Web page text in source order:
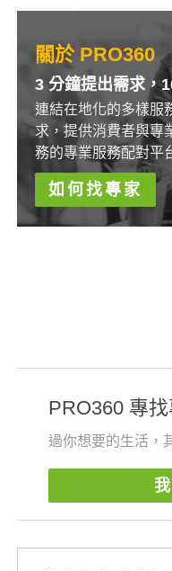
關於 PRO360
3 分鐘提出需求，
連結在地化的多樣服
求，提供消費者與專
務的專業服務配對平
如何找專家
PRO360 專
過你想要的生活，